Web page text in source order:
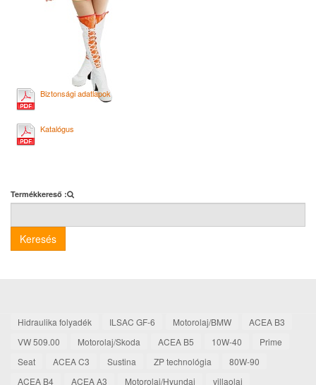
Biztonsági adatlapok
Katalógus
Termékkereső :
Keresés
Hidraulika folyadék ILSAC GF-6 Motorolaj/BMW
ACEA B3
VW 509.00
Motorolaj/Skoda ACEA B5 10W-40
Prime
Seat
ACEA C3 Sustina ZP technológia
80W-90
ACEA B4
ACEA A3 Motorolaj/Hyundai villaolaj